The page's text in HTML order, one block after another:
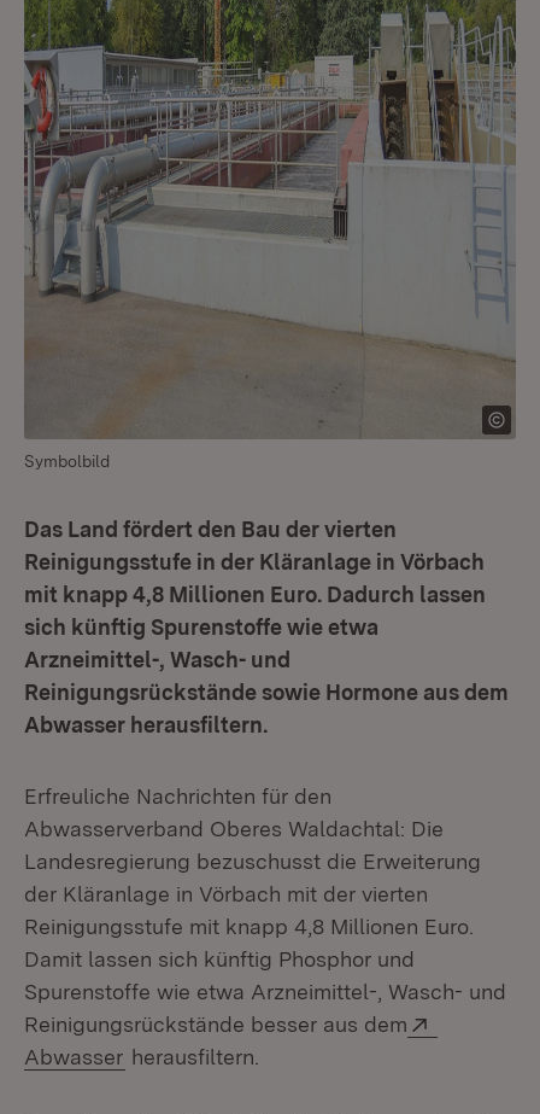
Symbolbild
Das Land fördert den Bau der vierten
Reinigungsstufe in der Kläranlage in Vörbach
mit knapp 4,8 Millionen Euro. Dadurch lassen
sich künftig Spurenstoffe wie etwa
Arzneimittel-, Wasch- und
Reinigungsrückstände sowie Hormone aus dem
Abwasser herausfiltern.
Erfreuliche Nachrichten für den
Abwasserverband Oberes Waldachtal: Die
Landesregierung bezuschusst die Erweiterung
der Kläranlage in Vörbach mit der vierten
Reinigungsstufe mit knapp 4,8 Millionen Euro.
Damit lassen sich künftig Phosphor und
Spurenstoffe wie etwa Arzneimittel-, Wasch- und
Reinigungsrückstände besser aus dem
Abwasser (Öffnet in neuem Fenster)
herausfiltern.